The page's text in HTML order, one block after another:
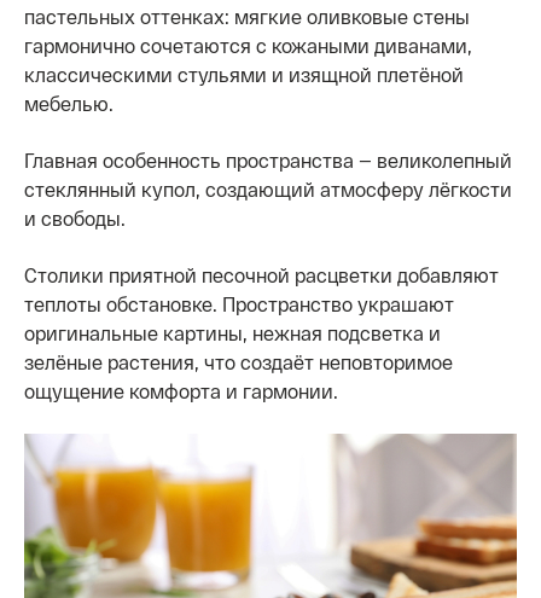
пастельных оттенках: мягкие оливковые стены
гармонично сочетаются с кожаными диванами,
классическими стульями и изящной плетёной
мебелью.
Главная особенность пространства — великолепный
стеклянный купол, создающий атмосферу лёгкости
и свободы.
Столики приятной песочной расцветки добавляют
теплоты обстановке. Пространство украшают
оригинальные картины, нежная подсветка и
зелёные растения, что создаёт неповторимое
ощущение комфорта и гармонии.